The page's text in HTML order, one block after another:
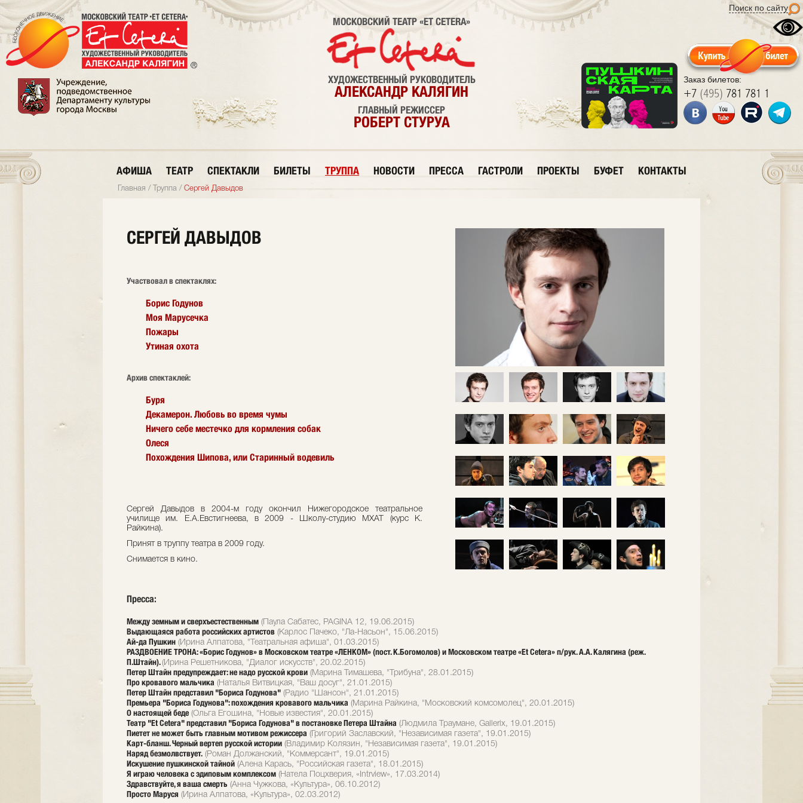
Поиск по сайту
Заказ билетов:
+7 (495) 781 781 1
МОСКОВСКИЙ ТЕАТР «ET CETERA»
ХУДОЖЕСТВЕННЫЙ РУКОВОДИТЕЛЬ
АЛЕКСАНДР КАЛЯГИН
ГЛАВНЫЙ РЕЖИССЕР
РОБЕРТ СТУРУА
АФИША ТЕАТР СПЕКТАКЛИ БИЛЕТЫ ТРУППА НОВОСТИ ПРЕССА ГАСТРОЛИ ПРОЕКТЫ БУФЕТ КОНТАКТЫ
Главная / Труппа / Сергей Давыдов
СЕРГЕЙ ДАВЫДОВ
Участвовал в спектаклях:
Борис Годунов
Моя Марусечка
Пожары
Утиная охота
Архив спектаклей:
Буря
Декамерон. Любовь во время чумы
Ничего себе местечко для кормления собак
Олеся
Похождения Шипова, или Старинный водевиль
Сергей Давыдов в 2004-м году окончил Нижегородское театральное
училище им. Е.А.Евстигнеева, в 2009 - Школу-студию МХАТ (курс К.
Райкина).
Принят в труппу театра в 2009 году.
Снимается в кино.
Пресса:
Между земным и сверхъестественным (Паула Сабатес, PAGINA 12, 19.06.2015)
Выдающаяся работа российских артистов (Карлос Пачеко, "Ла-Насьон", 15.06.2015)
Ай-да Пушкин (Ирина Алпатова, "Театральная афиша", 01.03.2015)
РАЗДВОЕНИЕ ТРОНА: «Борис Годунов» в Московском театре «ЛЕНКОМ» (пост. К.Богомолов) и Московском театре «Et Cetera» п/рук. А.А. Калягина (реж.
П.Штайн).(Ирина Решетникова, "Диалог искусств", 20.02.2015)
Петер Штайн предупреждает: не надо русской крови (Марина Тимашева, "Трибуна", 28.01.2015)
Про кровавого мальчика (Наталья Витвицкая, "Ваш досуг", 21.01.2015)
Петер Штайн представил "Бориса Годунова" (Радио "Шансон", 21.01.2015)
Премьера "Бориса Годунова": похождения кровавого мальчика (Марина Райкина, "Московский комсомолец", 20.01.2015)
О настоящей беде (Ольга Егошина, "Новые известия", 20.01.2015)
Театр "Et Cetera" представил "Бориса Годунова" в постановке Петера Штайна (Людмила Траумане, Gallerix, 19.01.2015)
Пиетет не может быть главным мотивом режиссера (Григорий Заславский, "Независимая газета", 19.01.2015)
Карт-бланш. Черный вертеп русской истории (Владимир Колязин, "Независимая газета", 19.01.2015)
Наряд безмолвствует. (Роман Должанский, "Коммерсант", 19.01.2015)
Искушение пушкинской тайной (Алена Карась, "Российская газета", 18.01.2015)
Я играю человека с эдиповым комплексом (Натела Поцхверия, «Intrview», 17.03.2014)
Здравствуйте, я ваша смерть (Анна Чужкова, «Культура», 06.10.2012)
Просто Маруся (Ирина Алпатова, «Культура», 02.03.2012)